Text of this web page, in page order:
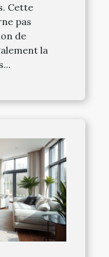
Cette
pas
de
la